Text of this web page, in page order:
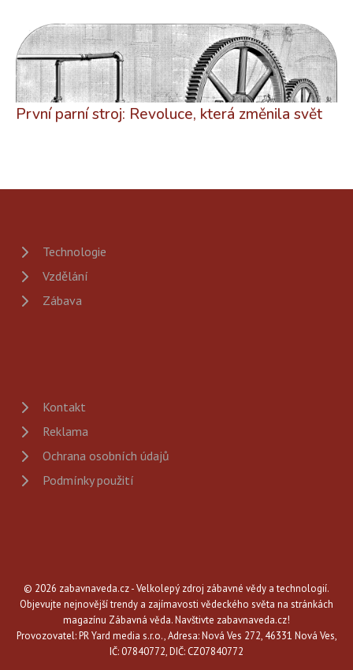
První parní stroj: Revoluce, která změnila svět
Technologie
Vzdělání
Zábava
Kontakt
Reklama
Ochrana osobních údajů
Podmínky použití
© 2026 zabavnaveda.cz - Velkolepý zdroj zábavné vědy a technologií.
Objevujte nejnovější trendy a zajímavosti vědeckého světa na stránkách
magazínu Zábavná věda. Navštivte zabavnaveda.cz!
Provozovatel: PR Yard media s.r.o., Adresa: Nová Ves 272, 46331 Nová Ves,
IČ: 07840772, DIČ: CZ07840772